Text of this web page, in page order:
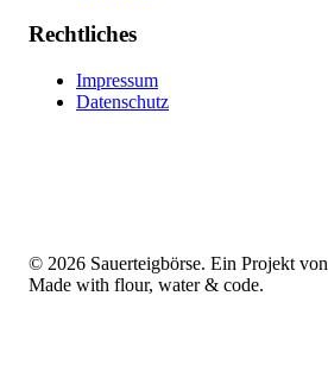
Rechtliches
Impressum
Datenschutz
© 2026 Sauerteigbörse. Ein Projekt von
Made with flour, water & code.